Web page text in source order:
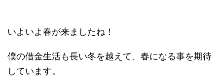
いよいよ春が来ましたね！
僕の借金生活も長い冬を越えて、春になる事を期待
しています。